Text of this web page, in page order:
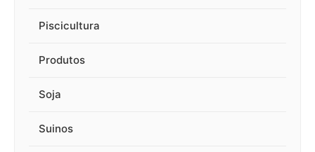
Piscicultura
Produtos
Soja
Suinos